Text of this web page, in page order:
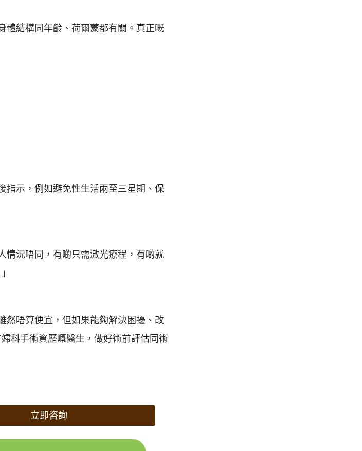
體結構同年齡、荷爾蒙都有關。真正嘅
指示，例如避免性生活兩至三星期、保
情況唔同，有啲只需激光療程，有啲就
然唔算便宜，但如果能夠解決困擾、改
科手術資歷嘅醫生，做好術前評估同術
立即咨詢